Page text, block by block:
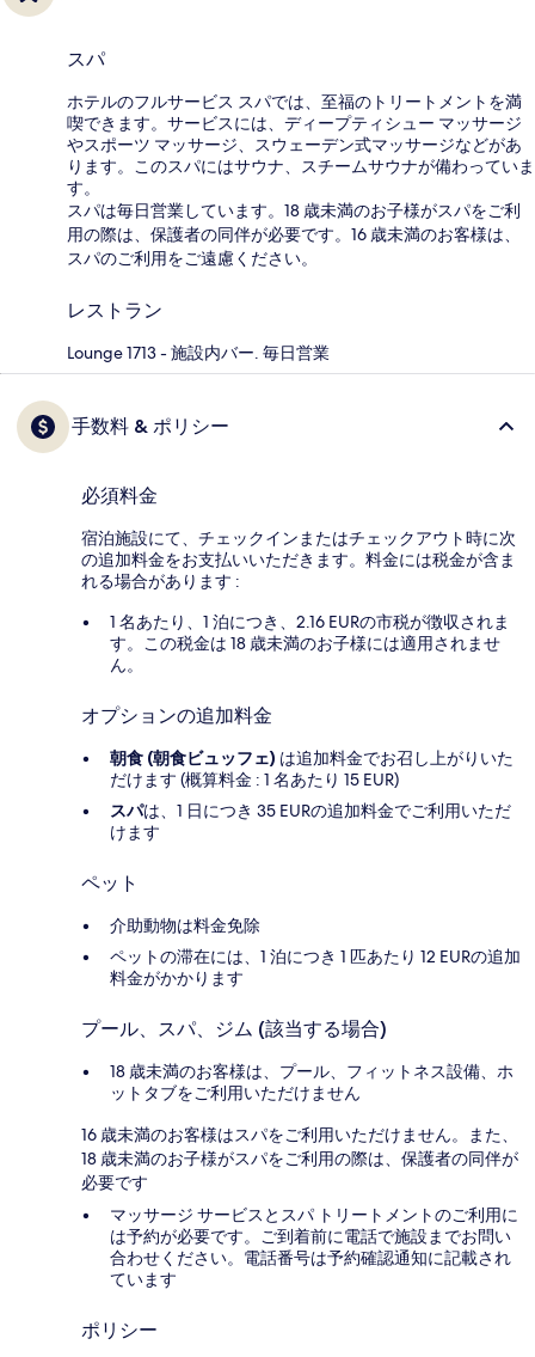
スパ
ホテルのフルサービス スパでは、至福のトリートメントを満
喫できます。サービスには、ディープティシュー マッサージ
やスポーツ マッサージ、スウェーデン式マッサージなどがあ
ります。このスパにはサウナ、スチームサウナが備わっていま
す。
スパは毎日営業しています。18 歳未満のお子様がスパをご利
用の際は、保護者の同伴が必要です。16 歳未満のお客様は、
スパのご利用をご遠慮ください。
レストラン
Lounge 1713 - 施設内バー. 毎日営業
手数料 & ポリシー
必須料金
宿泊施設にて、チェックインまたはチェックアウト時に次
の追加料金をお支払いいただきます。料金には税金が含ま
れる場合があります :
1 名あたり、1 泊につき、2.16 EURの市税が徴収されま
す。この税金は 18 歳未満のお子様には適用されませ
ん。
オプションの追加料金
朝食 (朝食ビュッフェ) は追加料金でお召し上がりいた
だけます (概算料金 : 1 名あたり 15 EUR)
スパは、1 日につき 35 EURの追加料金でご利用いただ
けます
ペット
介助動物は料金免除
ペットの滞在には、1 泊につき 1 匹あたり 12 EURの追加
料金がかかります
プール、スパ、ジム (該当する場合)
18 歳未満のお客様は、プール、フィットネス設備、ホ
ットタブをご利用いただけません
16 歳未満のお客様はスパをご利用いただけません。また、
18 歳未満のお子様がスパをご利用の際は、保護者の同伴が
必要です
マッサージ サービスとスパ トリートメントのご利用に
は予約が必要です。ご到着前に電話で施設までお問い
合わせください。電話番号は予約確認通知に記載され
ています
ポリシー